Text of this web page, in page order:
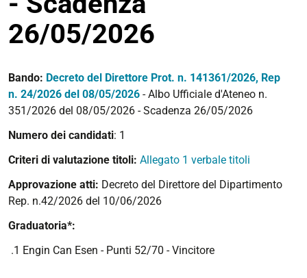
26/05/2026
Bando: Decreto del Direttore Prot. n. 141361/2026, Rep
n. 24/2026 del 08/05/2026 - Albo Ufficiale d'Ateneo n.
351/2026 del 08/05/2026 - Scadenza 26/05/2026
Numero dei candidati: 1
Criteri di valutazione titoli: Allegato 1 verbale titoli
Approvazione atti: Decreto del Direttore del Dipartimento
Rep. n.42/2026 del 10/06/2026
Graduatoria*:
.1 Engin Can Esen - Punti 52/70 - Vincitore